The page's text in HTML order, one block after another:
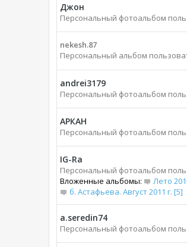
Джон
Персональный фотоальбом
nekesh.87
Персональный альбом
andrei3179
Персональный фотоальбом
АРКАН
Персональный фотоальбом
IG-Ra
Персональный фотоальбом
Вложенные альбомы:
Лето
б. Астафьева. Август 2011 г. [5]
a.seredin74
Персональный фотоальбом